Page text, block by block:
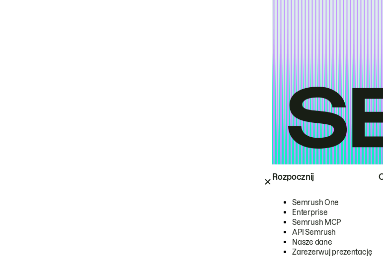
Rozpocznij
Semrush One
Enterprise
Semrush MCP
API Semrush
Nasze dane
Zarezerwuj prezentację